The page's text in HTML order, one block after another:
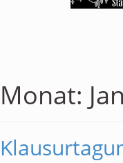
Monat: